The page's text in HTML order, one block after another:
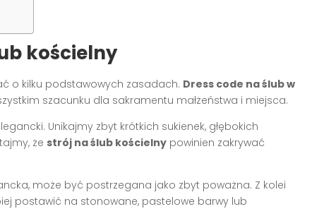
kościelny
o kilku podstawowych zasadach. Dress code na ślub w
szacunku dla sakramentu małżeństwa i miejsca.
Unikajmy zbyt krótkich sukienek, głębokich
że strój na ślub kościelny powinien zakrywać
może być postrzegana jako zbyt poważna. Z kolei
postawić na stonowane, pastelowe barwy lub